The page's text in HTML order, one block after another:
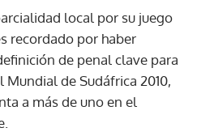
local por su juego
recordado por haber
de penal clave para
Mundial de Sudáfrica 2010,
a más de uno en el